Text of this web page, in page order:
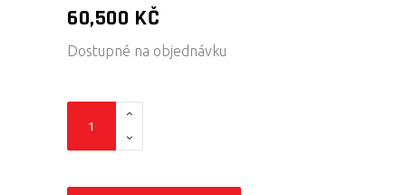
60,500 KČ
Dostupné na objednávku
Valníkový
FD-